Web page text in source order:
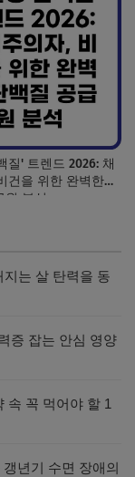
질' 트렌드 2026: 채
건을 위한 완벽한
원 분석
는 살 탄력을 동
증 잡는 안심 영양
속 꼭 먹어야 할 1
년기 수면 장애의